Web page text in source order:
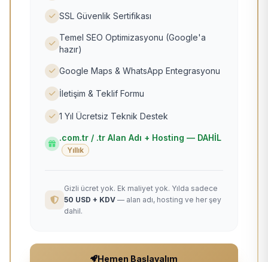
SSL Güvenlik Sertifikası
Temel SEO Optimizasyonu (Google'a
hazır)
Google Maps & WhatsApp Entegrasyonu
İletişim & Teklif Formu
1 Yıl Ücretsiz Teknik Destek
.com.tr / .tr Alan Adı + Hosting — DAHİL
Yıllık
Gizli ücret yok. Ek maliyet yok. Yılda sadece
50 USD + KDV — alan adı, hosting ve her şey
dahil.
Hemen Başlayalım